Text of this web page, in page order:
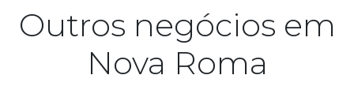
Outros negócios em
Nova Roma